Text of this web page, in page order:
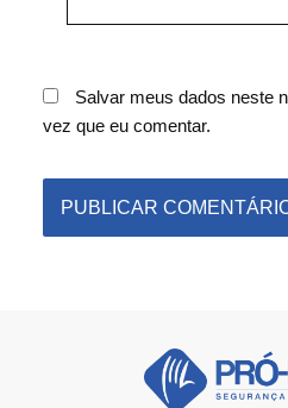
Salvar meus dados neste
vez que eu comentar.